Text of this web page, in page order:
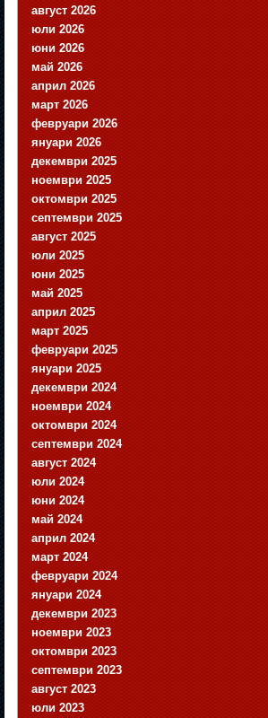
август 2026
юли 2026
юни 2026
май 2026
април 2026
март 2026
февруари 2026
януари 2026
декември 2025
ноември 2025
октомври 2025
септември 2025
август 2025
юли 2025
юни 2025
май 2025
април 2025
март 2025
февруари 2025
януари 2025
декември 2024
ноември 2024
октомври 2024
септември 2024
август 2024
юли 2024
юни 2024
май 2024
април 2024
март 2024
февруари 2024
януари 2024
декември 2023
ноември 2023
октомври 2023
септември 2023
август 2023
юли 2023